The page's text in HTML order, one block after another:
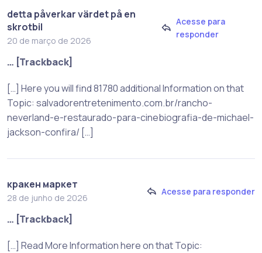
detta påverkar värdet på en
skrotbil
20 de março de 2026
Acesse para
responder
… [Trackback]
[…] Here you will find 81780 additional Information on that
Topic: salvadorentretenimento.com.br/rancho-
neverland-e-restaurado-para-cinebiografia-de-michael-
jackson-confira/ […]
кракен маркет
28 de junho de 2026
Acesse para responder
… [Trackback]
[…] Read More Information here on that Topic: